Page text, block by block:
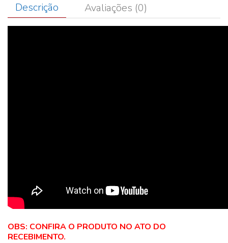
Descrição Avaliações (0)
OBS: CONFIRA O PRODUTO NO ATO DO
RECEBIMENTO.